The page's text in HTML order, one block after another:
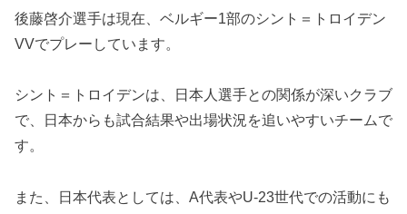
後藤啓介選手は現在、ベルギー1部のシント＝トロイデン
VVでプレーしています。
シント＝トロイデンは、日本人選手との関係が深いクラブ
で、日本からも試合結果や出場状況を追いやすいチームで
す。
また、日本代表としては、A代表やU-23世代での活動にも